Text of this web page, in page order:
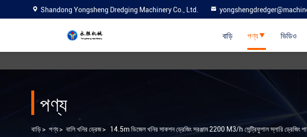
Shandong Yongsheng Dredging Machinery Co., Ltd.
বাড়ি পণ্য ভিডিও
পণ্য
বাড়ি> পণ্য> বালি খনির ড্রেজ> 14.5m ডিজেল খনির সাকশন ড্রেজিং সরঞ্জাম 2200 M3/h সেন্ট্রিফুগাল স্লারি ড্রেজিং